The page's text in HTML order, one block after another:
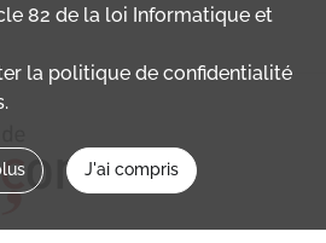
82 de la loi Informatique et
la politique de confidentialité
J'ai compris